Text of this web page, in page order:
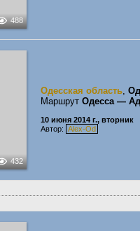
488
432
Одесская область,
Маршрут Одесса —
10 июня 2014 г., вторник
Автор: Alex-Od